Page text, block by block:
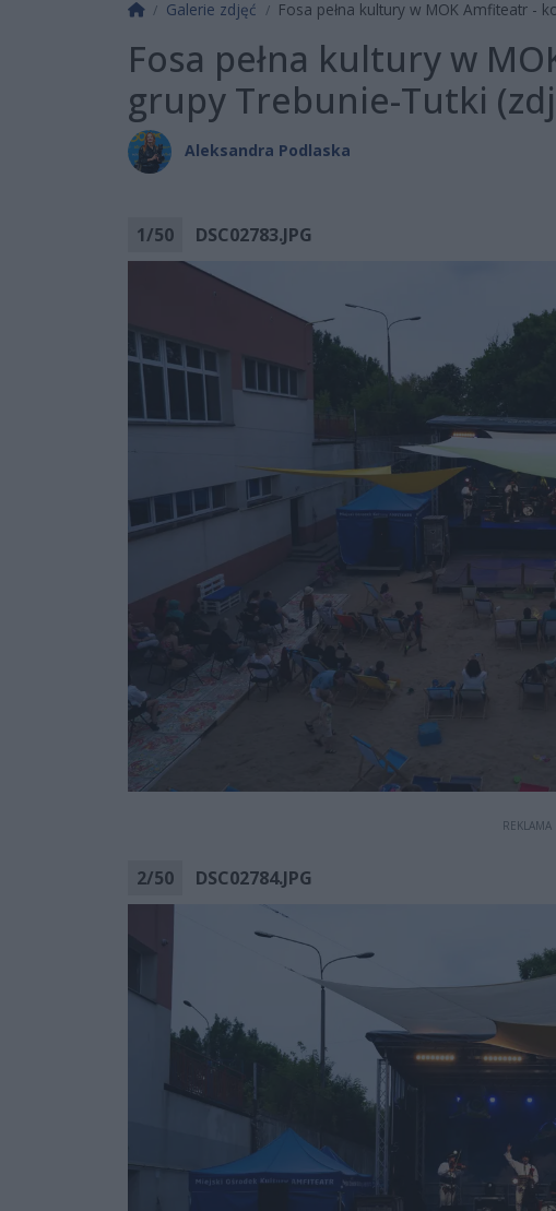
Strona główna
Galerie zdjęć Fosa pełna kultury w MOK Amfiteatr -
Fosa pełna kultury w
grupy Trebunie-Tutki
Aleksandra Podlaska
1/50 DSC02783.JPG
REKLAMA
2/50 DSC02784.JPG